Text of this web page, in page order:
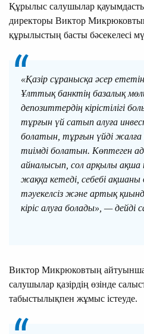
Құрылыс салушылар
директоры Виктор Микрюковтың
құрылыстың басты бәсекелесі
«Қазір сұранысқа әсер
Ұлттық банктің базалық
депозиттердің кірістілігі
тұрғын үй сатып алуға
болатын, тұрғын үйді
тиімді болатын. Көптеген
айналысып, сол арқылы ақша
жаққа кетеді, себебі ақшаны
тәуекелсіз және артық
кіріс алуға болады», — дейді
Виктор Микрюковтың
салушылар қазірдің өзінде
табыстылықпен жұмыс істеуде.